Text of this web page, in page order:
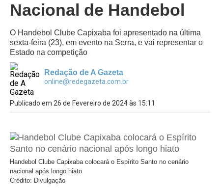
Nacional de Handebol
O Handebol Clube Capixaba foi apresentado na última
sexta-feira (23), em evento na Serra, e vai representar o
Estado na competição
Redação de A Gazeta
online@redegazeta.com.br
Publicado em 26 de Fevereiro de 2024 às 15:11
Handebol Clube Capixaba colocará o Espírito Santo no cenário
nacional após longo hiato
Crédito: Divulgação